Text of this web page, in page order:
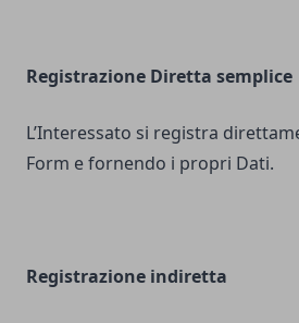
Registrazione Diretta semplice
L’Interessato si registra
Form e fornendo i propri Dati.
Registrazione indiretta